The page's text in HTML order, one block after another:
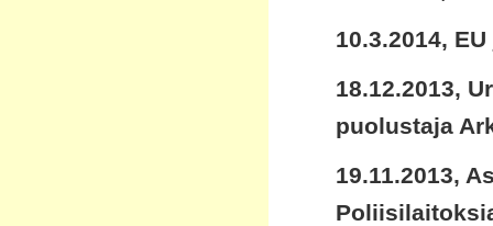
10.3.2014,
18.12.2013,
puolustaja
19.11.2013,